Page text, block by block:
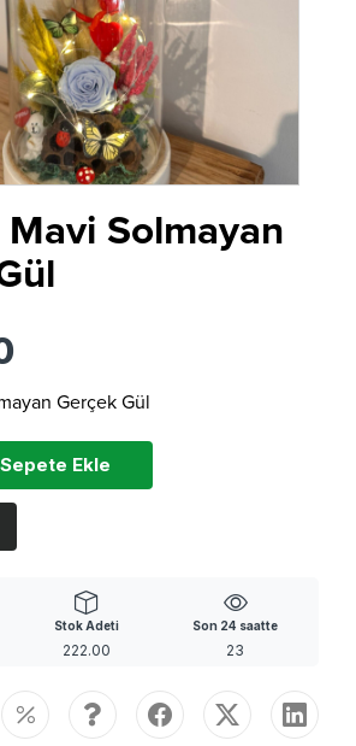
Solmayan
Gerçek Gül
Sepete Ekle
Stok Adeti
222.00
Son 24 saatte
23